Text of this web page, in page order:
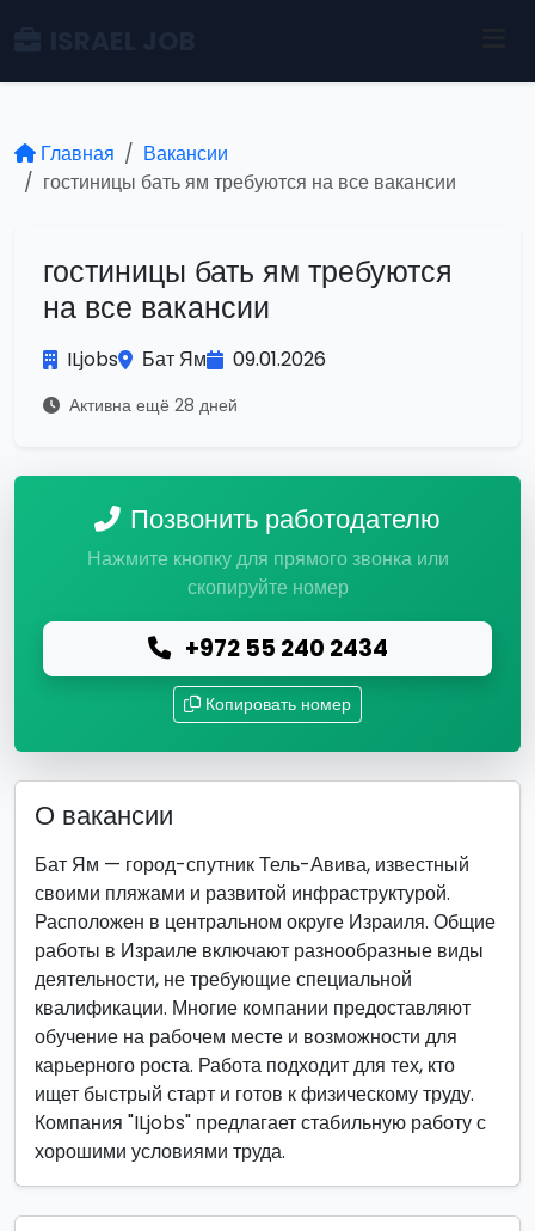
Главная
Вакансии
гостиницы бать ям требуются на все вакансии
гостиницы бать ям требуются
на все вакансии
ILjobs Бат Ям 09.01.2026
Активна ещё 28 дней
Позвонить работодателю
Нажмите кнопку для прямого звонка или
скопируйте номер
+972 55 240 2434
Копировать номер
О вакансии
Бат Ям — город-спутник Тель-Авива, известный
своими пляжами и развитой инфраструктурой.
Расположен в центральном округе Израиля. Общие
работы в Израиле включают разнообразные виды
деятельности, не требующие специальной
квалификации. Многие компании предоставляют
обучение на рабочем месте и возможности для
карьерного роста. Работа подходит для тех, кто
ищет быстрый старт и готов к физическому труду.
Компания "ILjobs" предлагает стабильную работу с
хорошими условиями труда.